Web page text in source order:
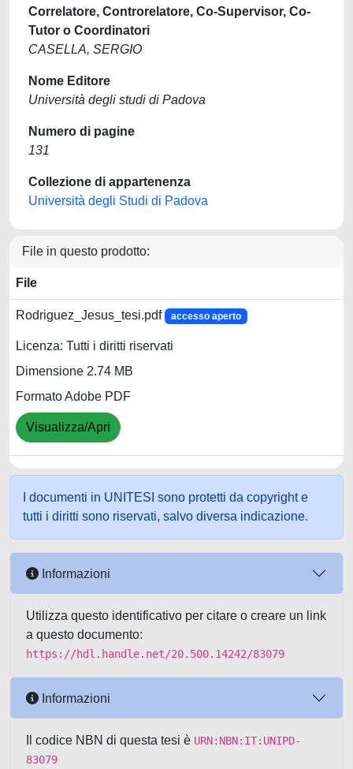
Correlatore, Controrelatore, Co-Supervisor, Co-
Tutor o Coordinatori
CASELLA, SERGIO
Nome Editore
Università degli studi di Padova
Numero di pagine
131
Collezione di appartenenza
Università degli Studi di Padova
File in questo prodotto:
File
Rodriguez_Jesus_tesi.pdf accesso aperto
Licenza: Tutti i diritti riservati
Dimensione 2.74 MB
Formato Adobe PDF
Visualizza/Apri
I documenti in UNITESI sono protetti da copyright e
tutti i diritti sono riservati, salvo diversa indicazione.
Informazioni
Utilizza questo identificativo per citare o creare un link
a questo documento:
https://hdl.handle.net/20.500.14242/83079
Informazioni
Il codice NBN di questa tesi è URN:NBN:IT:UNIPD-
83079